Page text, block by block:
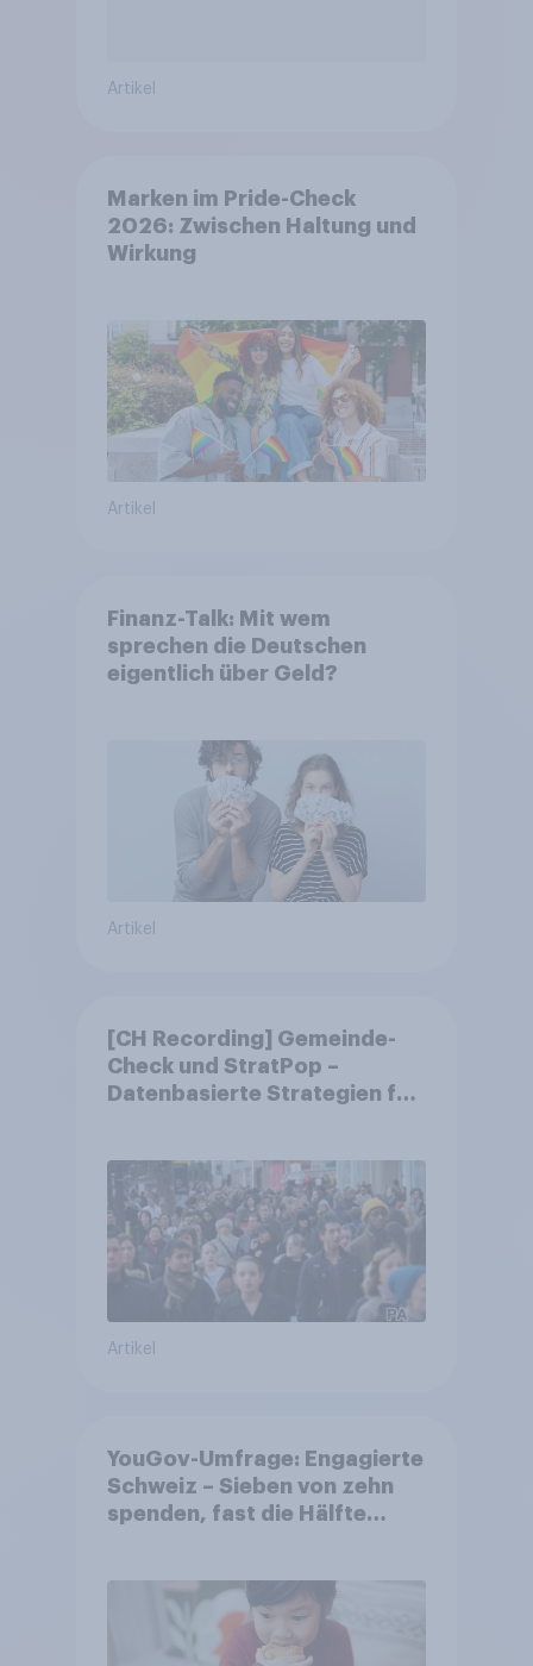
Artikel
Marken im Pride-Check
2026: Zwischen Haltung und
Wirkung
Artikel
Finanz-Talk: Mit wem
sprechen die Deutschen
eigentlich über Geld?
Artikel
[CH Recording] Gemeinde-
Check und StratPop –
Datenbasierte Strategien für
Artikel
YouGov-Umfrage: Engagierte
Schweiz – Sieben von zehn
spenden, fast die Hälfte